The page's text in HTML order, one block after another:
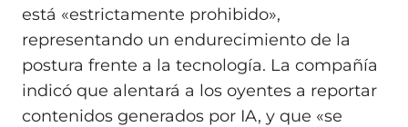
está «estrictamente prohibido»,
representando un endurecimiento de la
postura frente a la tecnología. La compañía
indicó que alentará a los oyentes a reportar
contenidos generados por IA, y que «se